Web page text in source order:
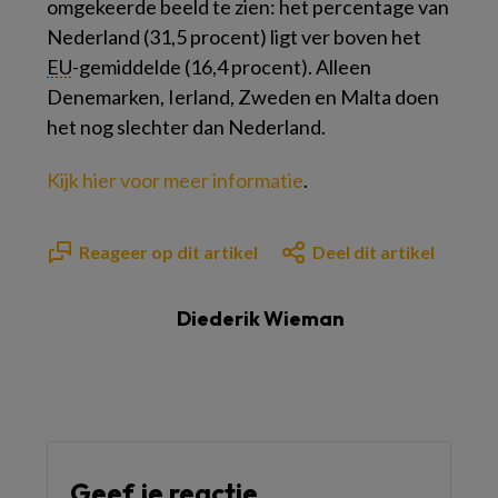
omgekeerde beeld te zien: het percentage van
Nederland (31,5 procent) ligt ver boven het
EU-gemiddelde (16,4 procent). Alleen
Denemarken, Ierland, Zweden en Malta doen
het nog slechter dan Nederland.
Kijk hier voor meer informatie.
Reageer op dit artikel Deel dit artikel
Diederik Wieman